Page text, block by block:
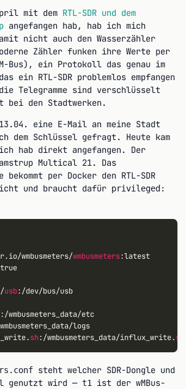
mit dem RTL-SDR und dem
angefangen hab, hab ich mich
nicht auch den Wasserzähler
Zähler funken ihre Werte per
Bus), ein Protokoll das genau im
ein RTL-SDR problemlos empfangen
Telegramme sind verschlüsselt
bei den Stadtwerken.
eine E-Mail an meine Stadt
dem Schlüssel gefragt. Heute kam
hab direkt angefangen. Der
Multical 21. Das
bekommt per Docker den RTL-SDR
und braucht dafür privileged:
wmbusmeters/wmbusmeters:latest
true
usb:/dev/bus/usb
:/wmbusmeters_data/etc
logs
sh:/wmbusmeters_data/influx_write.sh
steht welcher SDR-Dongle und
genutzt wird — t1
ist der wMBus-